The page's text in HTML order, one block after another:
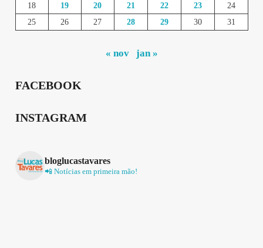
18
19 20 21 22 23
24
25
26 27 28 29 30 31
« nov jan »
FACEBOOK
INSTAGRAM
bloglucastavares
📲 Notícias em primeira mão!